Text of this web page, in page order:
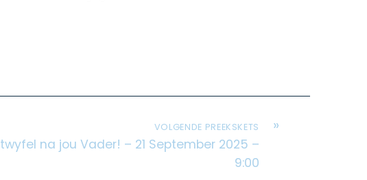
»
VOLGENDE PREEKSKETS
na jou Vader! – 21 September 2025 –
9:00